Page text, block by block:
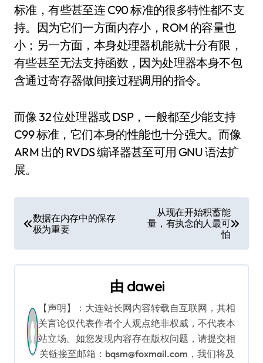
标准，有些甚至连 C90 标准的很多特性都不支
持。因为它们一方面内存小，ROM 的容量也
小；另一方面，本身处理器机能就十分有限，
有些甚至无法支持函数，因为处理器本身不包
含通过寄存器做间接过程调用的指令。
而像 32 位处理器或 DSP，一般都至少能支持
C99 标准，它们本身的性能也十分强大。而像
ARM 出的 RVDS 编译器甚至可用 GNU 语法扩
展。
章
导
数据在内存中的保存
极为重要
从现在开始积蓄能
量，有执念的人最可
怕
由 dawei
【声明】：大连站长网内容转载自互联网，其相
关言论仅代表作者个人观点绝非权威，不代表本
站立场。如您发现内容存在版权问题，请提交相
关链接至邮箱：bqsm@foxmail.com，我们将及